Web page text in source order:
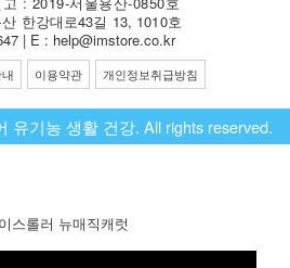
한강대로43길 13, 1010호
| E : help@imstore.co.kr
이용약관 개인정보취급방침
유기농 생활 건강. All rights reserved.